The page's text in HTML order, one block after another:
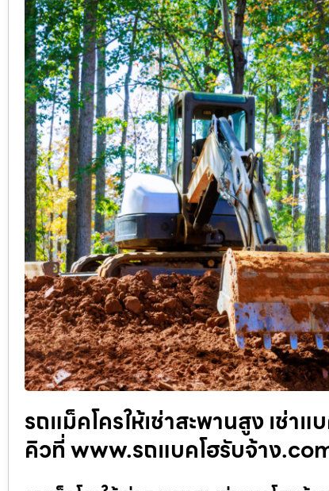
รถแม็คโครให้เช่าสะพานสูง เช่
คิวที่ www.รถแบคโฮรับจ้าง